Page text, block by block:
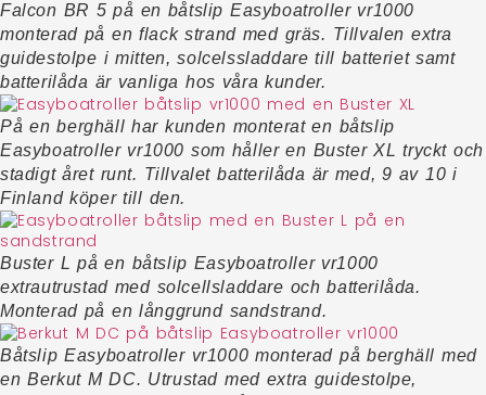
Falcon BR 5 på en båtslip Easyboatroller vr1000
monterad på en flack strand med gräs. Tillvalen extra
guidestolpe i mitten, solcelssladdare till batteriet samt
batterilåda är vanliga hos våra kunder.
På en berghäll har kunden monterat en båtslip
Easyboatroller vr1000 som håller en Buster XL tryckt och
stadigt året runt. Tillvalet batterilåda är med, 9 av 10 i
Finland köper till den.
Buster L på en båtslip Easyboatroller vr1000
extrautrustad med solcellsladdare och batterilåda.
Monterad på en långgrund sandstrand.
Båtslip Easyboatroller vr1000 monterad på berghäll med
en Berkut M DC. Utrustad med extra guidestolpe,